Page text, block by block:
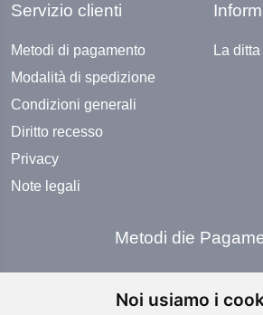
Noi usiamo i
Servizio clienti
Metodi di pagamento
Modalità di spedizione
Condizioni generali
Diritto recesso
Privacy
Note legali
La ditta
Metodi die